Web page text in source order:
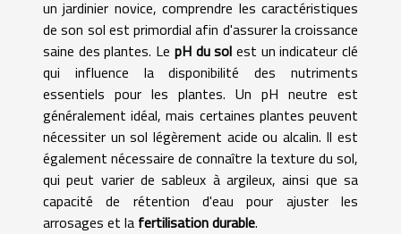
un jardinier novice, comprendre les caractéristiques
de son sol est primordial afin d'assurer la croissance
saine des plantes. Le pH du sol est un indicateur clé
qui influence la disponibilité des nutriments
essentiels pour les plantes. Un pH neutre est
généralement idéal, mais certaines plantes peuvent
nécessiter un sol légèrement acide ou alcalin. Il est
également nécessaire de connaître la texture du sol,
qui peut varier de sableux à argileux, ainsi que sa
capacité de rétention d'eau pour ajuster les
arrosages et la fertilisation durable.